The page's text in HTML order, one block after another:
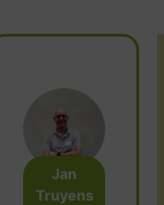
Jan
Truyens